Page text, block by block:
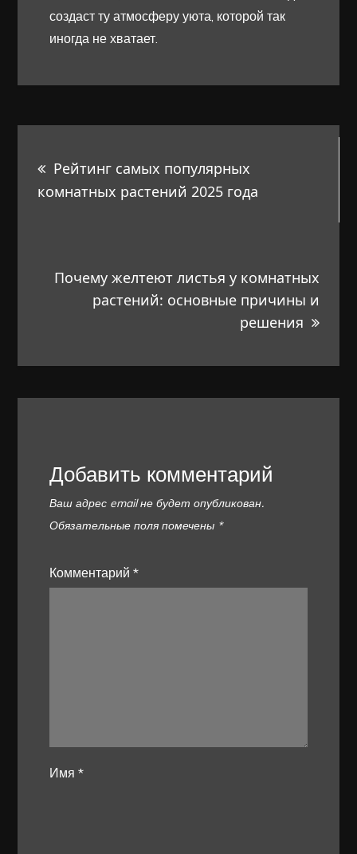
создаст ту атмосферу уюта, которой так
иногда не хватает.
по
Рейтинг самых популярных
комнатных растений 2025 года
Почему желтеют листья у комнатных
растений: основные причины и
решения
Добавить комментарий
Ваш адрес email не будет опубликован.
Обязательные поля помечены *
Комментарий*
Имя*